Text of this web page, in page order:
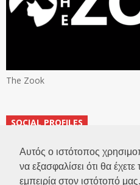
Αυτός ο ιστότοπος
να εξασφαλίσει ότι θα έχετε
εμπειρία στον ιστότοπό μας.
The Zook
SOCIAL PROFILES